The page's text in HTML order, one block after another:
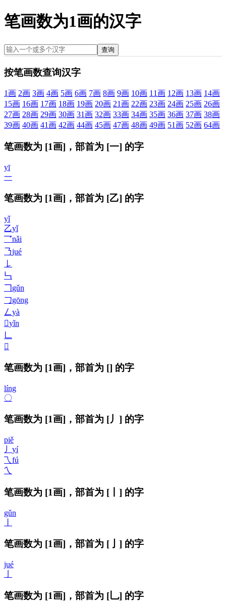
笔画数为1画的汉字
查询
按笔画数查询汉字
1画 2画 3画 4画 5画 6画 7画 8画 9画 10画 11画 12画 13画 14画
15画 16画 17画 18画 19画 20画 21画 22画 23画 24画 25画 26画
27画 28画 29画 30画 31画 32画 33画 34画 35画 36画 37画 38画
39画 40画 41画 42画 44画 45画 47画 48画 49画 51画 52画 64画
笔画数为 [1画]，部首为 [一] 的字
yī
一
笔画数为 [1画]，部首为 [乙] 的字
yǐ
乙yǐ
乛nǎi
𠄎jué
𠄌
𠃑
𠃍 gǔn
𠃌gōng
𠃋yà
𠃉yǐn

笔画数为 [1画]，部首为 [] 的字
líng
〇
笔画数为 [1画]，部首为 [丿] 的字
piě
丿 yí
乁 fú
乀
笔画数为 [1画]，部首为 [丨] 的字
gǔn
笔画数为 [1画]，部首为 [亅] 的字
jué
笔画数为 [1画]，部首为 [乚] 的字